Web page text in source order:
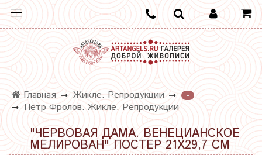
Главная Жикле. Репродукции
-
Петр Фролов. Жикле. Репродукции
"ЧЕРВОВАЯ ДАМА. ВЕНЕЦИАНСКОЕ
МЕЛИРОВАН" ПОСТЕР 21Х29,7 СМ